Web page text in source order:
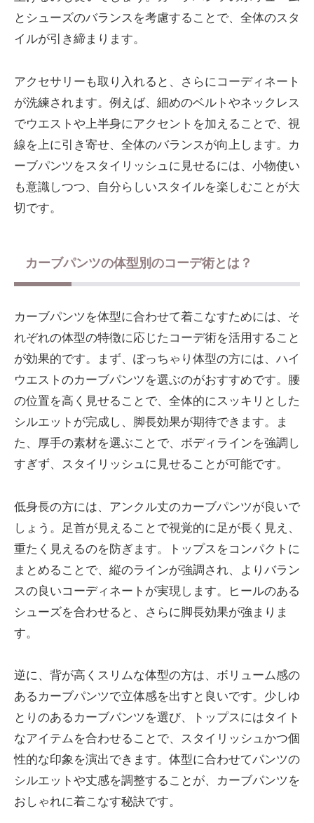
とシューズのバランスを考慮することで、全体のスタ
イルが引き締まります。
アクセサリーも取り入れると、さらにコーディネート
が洗練されます。例えば、細めのベルトやネックレス
でウエストや上半身にアクセントを加えることで、視
線を上に引き寄せ、全体のバランスが向上します。カ
ーブパンツをスタイリッシュに見せるには、小物使い
も意識しつつ、自分らしいスタイルを楽しむことが大
切です。
カーブパンツの体型別のコーデ術とは？
カーブパンツを体型に合わせて着こなすためには、そ
れぞれの体型の特徴に応じたコーデ術を活用すること
が効果的です。まず、ぽっちゃり体型の方には、ハイ
ウエストのカーブパンツを選ぶのがおすすめです。腰
の位置を高く見せることで、全体的にスッキリとした
シルエットが完成し、脚長効果が期待できます。ま
た、厚手の素材を選ぶことで、ボディラインを強調し
すぎず、スタイリッシュに見せることが可能です。
低身長の方には、アンクル丈のカーブパンツが良いで
しょう。足首が見えることで視覚的に足が長く見え、
重たく見えるのを防ぎます。トップスをコンパクトに
まとめることで、縦のラインが強調され、よりバラン
スの良いコーディネートが実現します。ヒールのある
シューズを合わせると、さらに脚長効果が強まりま
す。
逆に、背が高くスリムな体型の方は、ボリューム感の
あるカーブパンツで立体感を出すと良いです。少しゆ
とりのあるカーブパンツを選び、トップスにはタイト
なアイテムを合わせることで、スタイリッシュかつ個
性的な印象を演出できます。体型に合わせてパンツの
シルエットや丈感を調整することが、カーブパンツを
おしゃれに着こなす秘訣です。